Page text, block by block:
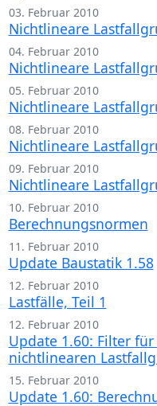
03. Februar 2010
Nichtlineare
04. Februar 2010
Nichtlineare
05. Februar 2010
Nichtlineare
08. Februar 2010
Nichtlineare
09. Februar 2010
Nichtlineare
10. Februar 2010
Berechnungsnormen
11. Februar 2010
Update Baustatik 1.58
12. Februar 2010
Lastfälle, Teil 1
12. Februar 2010
Update 1.60: Filter
nichtlinearen
15. Februar 2010
Update 1.60: